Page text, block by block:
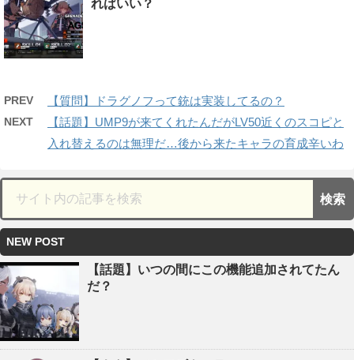
ればいい？
PREV 【質問】ドラグノフって銃は実装してるの？
NEXT
【話題】UMP9が来てくれたんだがLV50近くのスコピと
入れ替えるのは無理だ…後から来たキャラの育成辛いわ
NEW POST
【話題】いつの間にこの機能追加されてたん
だ？